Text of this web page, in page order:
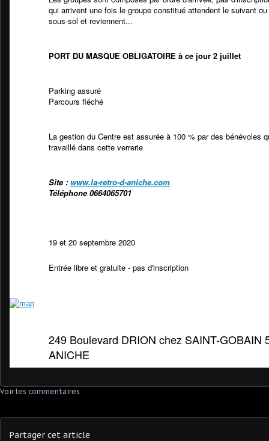
qui arrivent une fois le groupe constitué attendent le suivant
sous-sol et reviennent...
PORT DU MASQUE OBLIGATOIRE à ce jour 2 juillet
Parking assuré
Parcours fléché
La gestion du Centre est assurée à 100 % par des bénévoles
travaillé dans cette verrerie
Site : www.la-retro-d-aniche.com
Téléphone 0664065701
19 et 20 septembre 2020
Entrée libre et gratuite - pas d'inscription
249 Boulevard DRION chez SAINT-GOBAIN
ANICHE
Voir les commentaires
Partager cet article